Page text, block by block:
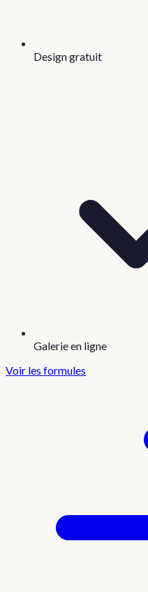
Design gratuit
Galerie en ligne
Voir les formules